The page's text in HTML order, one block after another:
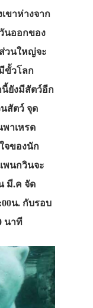
ขาห่างจาก
นออกของ
วนใหญ่จะ
ขั้วโลก
ยังมีสัตว์อีก
สัตว์ จุด
าเหรด
จของนัก
พนกวินจะ
มี.ค จัด
น. กับรอบ
นาที